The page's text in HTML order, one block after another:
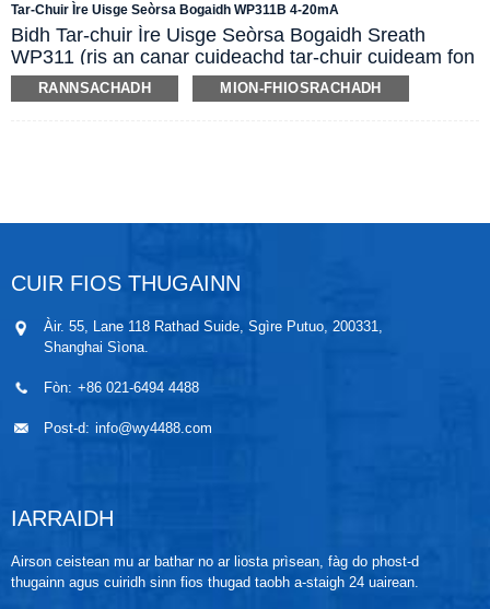
Tar-Chuir Ìre Uisge Seòrsa Bogaidh WP311B 4-20mA
Bidh Tar-chuir Ìre Uisge Seòrsa Bogaidh Sreath
WP311 (ris an canar cuideachd tar-chuir cuideam fon
uisge/Tilgeil a-steach) a’ cleachdadh prionnsapal
cuideam hydrostatach gus cuideam leaghaidh
pàirt bogaidh a dhèanamh de stuth an-aghaidh
creimeadh, no a neartachadh gus seasamh an
aghaidh bualadh dealanaich.
RANNSACHADH MION-FHIOSRACHADH
CUIR FIOS THUGAINN
Àir. 55, Lane 118 Rathad Suide, Sgìre Putuo, 200331,
Shanghai Sìona.
Fòn: +86 021-6494 4488
Post-d: info@wy4488.com
IARRAIDH
Airson ceistean mu ar bathar no ar liosta prìsean, fàg do phost-d
thugainn agus cuiridh sinn fios thugad taobh a-staigh 24 uairean.